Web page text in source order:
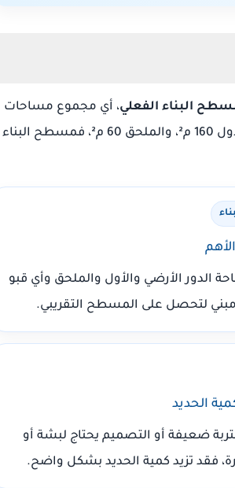
البناء الفعلي، أي مجموع مساحات
الأدوار المبنية. فإذا كانت الأرض 300 م²، والدور الأرضي 180 م²، والدور الأول 160 م²، والملحق 60 م²، فمسطح البناء
الدور الأرضي والأول والملحق وأي قبو
لتحصل على المسطح التقريبي.
الحديد
ضعيفة أو التصميم يحتاج لبشة أو
فقد تزيد كمية الحديد بشكل واضح.